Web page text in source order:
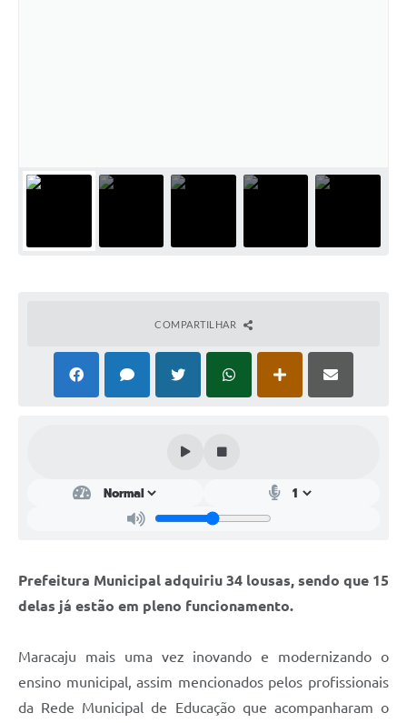
Plano Municipal de Enfrentamento da Pandemia em
Decorrência de COVID-19 Educação - Adesão ao
Downloads
COMPARTILHAR
Prefeitura Municipal adquiriu 34 lousas, sendo que 15
delas já estão em pleno funcionamento.
Maracaju mais uma vez inovando e modernizando o
ensino municipal, assim mencionados pelos profissionais
da Rede Municipal de Educação que acompanharam o